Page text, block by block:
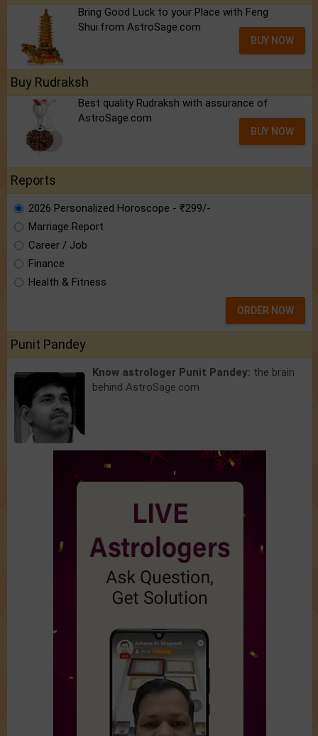
Bring Good Luck to your Place with Feng
Shui.from AstroSage.com
BUY NOW
Buy Rudraksh
Best quality Rudraksh with assurance of
AstroSage.com
BUY NOW
Reports
2026 Personalized Horoscope - ₹299/-
Marriage Report
Career / Job
Finance
Health & Fitness
ORDER NOW
Punit Pandey
Know astrologer Punit Pandey: the brain
behind AstroSage.com